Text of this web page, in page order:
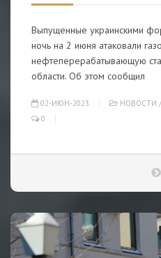
Выпущенные украинскими
ночь на 2 июня атаковали
нефтеперерабатывающую
области. Об этом сообщил
02-ИЮН-2023 НОВОСТИ /
0